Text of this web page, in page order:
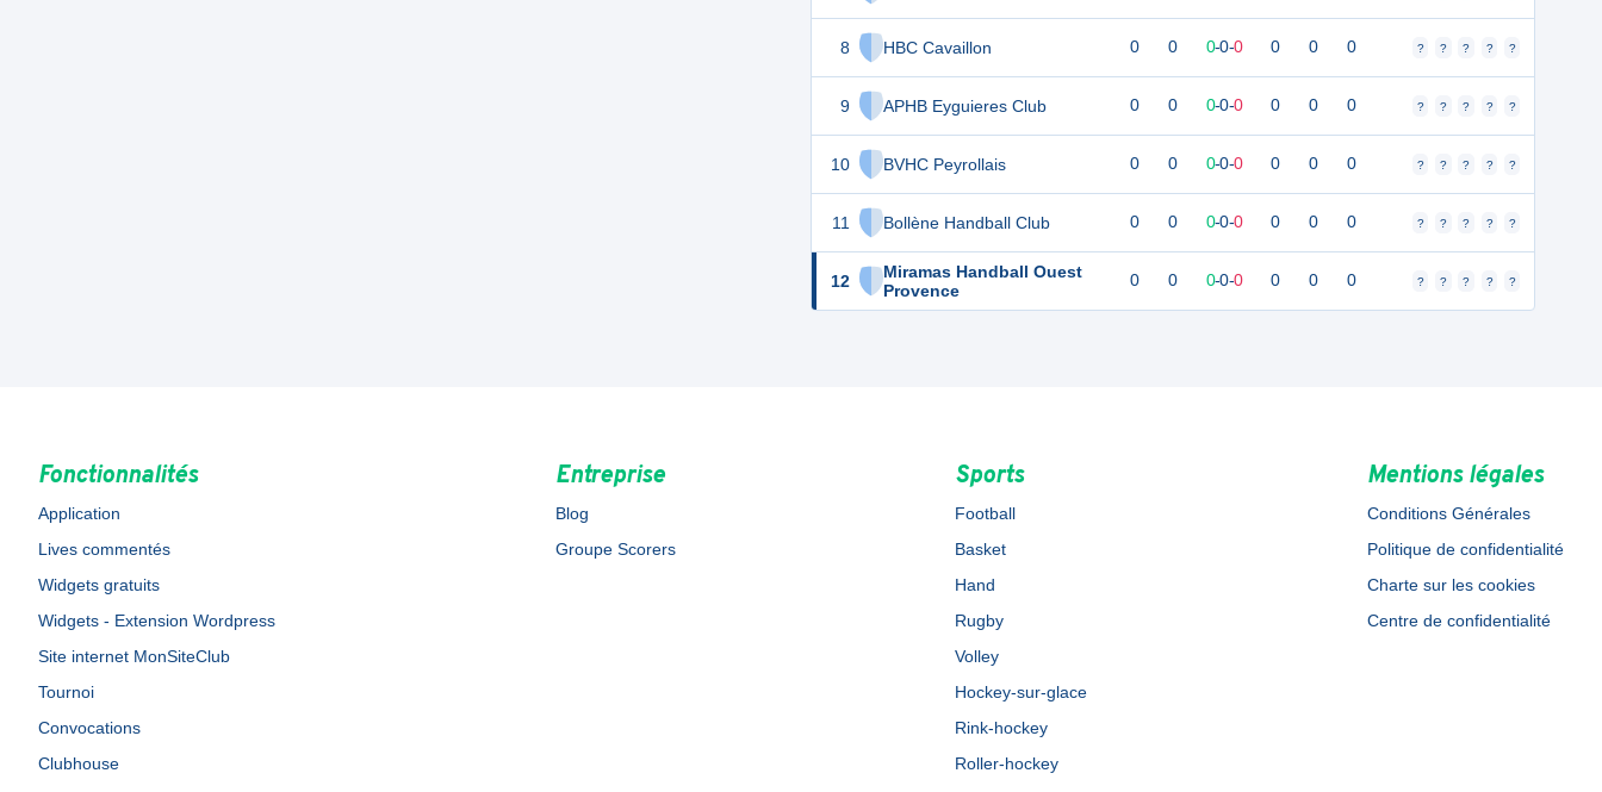
8 HBC Cavaillon
9 APHB Eyguieres Club
10 BVHC Peyrollais
11 Bollène Handball Club
12
Miramas Handball Ouest
Provence
0 0 0-0-0 0 0 0 ? ? ? ? ?
0 0 0-0-0 0 0 0 ? ? ? ? ?
0 0 0-0-0 0 0 0 ? ? ? ? ?
0 0 0-0-0 0 0 0 ? ? ? ? ?
0 0 0-0-0 0 0 0 ? ? ? ? ?
Fonctionnalités
Application
Lives commentés
Widgets gratuits
Widgets - Extension Wordpress
Site internet MonSiteClub
Tournoi
Convocations
Clubhouse
Entreprise
Blog
Groupe Scorers
Sports
Football
Basket
Hand
Rugby
Volley
Hockey-sur-glace
Rink-hockey
Roller-hockey
Mentions légales
Conditions Générales
Politique de confidentialité
Charte sur les cookies
Centre de confidentialité